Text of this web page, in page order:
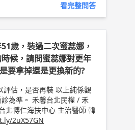
"便是治療腫瘤的原則。 雌
會在病患術後使用3~6個月
激素，藉以減緩子宮內膜異
康食品含有促進卵巢產生內
避免。但是市面上的健康食
原則上是"鼓勵更年期婦女
本就不建議自行服用，應該
服用。 除了減緩子宮內膜
加強身體免疫細胞破壞吞噬
大多是良性腫瘤，並不需
看完整問答
歲，裝過二次蜜蕊娜，
候，請問蜜蕊娜對更年
要拿掉還是更換新的?
台北民權 / 禾
北博仁海扶中心 主治醫師 韓
2uX57GN